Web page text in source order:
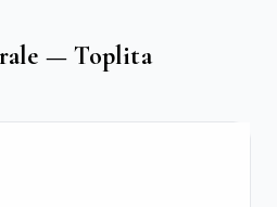
— Toplita